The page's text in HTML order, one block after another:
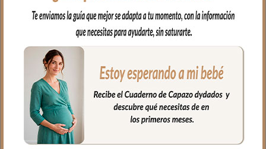
en la zona de cabecita va abierto, apto
para todo tipo de capazos.
En los laterales va cerrado con botones y
en la parte de abajo con doble cremallera
para mayor seguridad.
El tejido exterior en piqué bordado; un
piqué de algodón.
El interior puedes elegir en piqué de